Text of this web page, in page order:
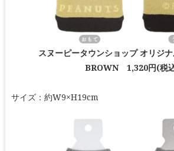
スヌーピータウンショップ オリジ
BROWN 1,320円(税
サイズ：約W9×H19cm